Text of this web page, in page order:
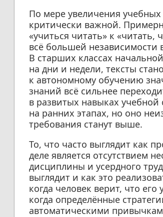
По мере увеличения учебных
критически важной.
«учиться читать» к
всё большей независимости
В старших классах
на дни и недели, тексты
к автономному обучению
знаний всё сильнее
в развитых навыках учебной
на ранних этапах, но оно
требования станут выше.
То, что часто выглядит как
деле является отсутствием
дисциплины и усердного
выглядит и как это
когда человек верит, что
когда определённые
автоматическими